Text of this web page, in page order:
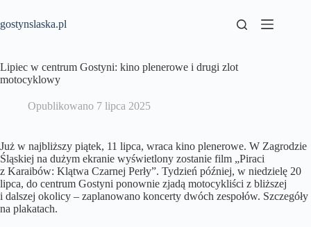
treści
gostynslaska.pl
Lipiec w centrum Gostyni: kino plenerowe i drugi zlot
motocyklowy
Opublikowano 7 lipca 2025
Już w najbliższy piątek, 11 lipca, wraca kino plenerowe. W Zagrodzie
Śląskiej na dużym ekranie wyświetlony zostanie film „Piraci
z Karaibów: Klątwa Czarnej Perły”. Tydzień później, w niedzielę 20
lipca, do centrum Gostyni ponownie zjadą motocykliści z bliższej
i dalszej okolicy – zaplanowano koncerty dwóch zespołów. Szczegóły
na plakatach.